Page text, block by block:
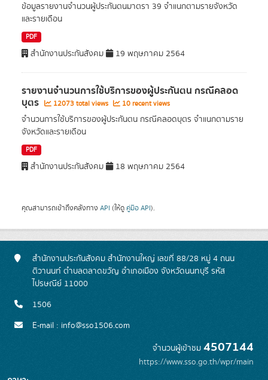
ข้อมูลรายงานจำนวนผู้ประกันตนมาตรา 39 จำแนกตามรายจังหวัด
และรายเดือน
PDF
สำนักงานประกันสังคม 19 พฤษภาคม 2564
รายงานจำนวนการใช้บริการของผู้ประกันตน กรณีคลอด
บุตร 12073 total views 10 recent views
จำนวนการใช้บริการของผู้ประกันตน กรณีคลอดบุตร จำแนกตามราย
จังหวัดและรายเดือน
PDF
สำนักงานประกันสังคม 18 พฤษภาคม 2564
คุณสามารถเข้าถึงคลังทาง API (ให้ดู คู่มือ API).
สำนักงานประกันสังคม สำนักงานใหญ่ เลขที่ 88/28 หมู่ 4 ถนน
ติวานนท์ ตำบลตลาดขวัญ อำเภอเมือง จังหวัดนนทบุรี รหัส
ไปรษณีย์ 11000
1506
E-mail : info@sso1506.com
จำนวนผู้เข้าชม 4507144
https://www.sso.go.th/wpr/main